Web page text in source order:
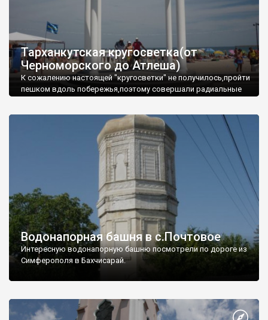
Тарханкутская кругосветка(от
Черноморского до Атлеша)
К сожалению настоящей "кругосветки" не получилось,пройти
пешком вдоль побережья,поэтому совершали радиальные
Водонапорная башня в с.Почтовое
Интересную водонапорную башню посмотрели по дороге из
Симферополя в Бахчисарай.